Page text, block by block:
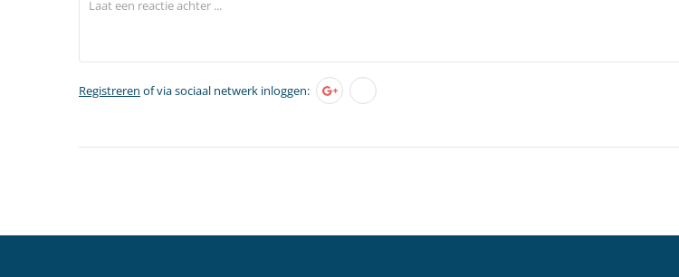
Registreren of via sociaal netwerk inloggen: